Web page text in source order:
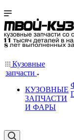
Кузовные
запчасти
КУЗОВНЫЕ
ЗАПЧАСТИ
И ФАРЫ